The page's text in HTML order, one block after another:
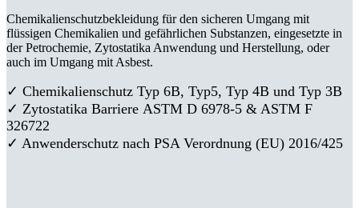
Chemikalienschutzbekleidung für den sicheren Umgang mit
flüssigen Chemikalien und gefährlichen Substanzen, eingesetzte in
der Petrochemie, Zytostatika Anwendung und Herstellung, oder
auch im Umgang mit Asbest.
✓ Chemikalienschutz Typ 6B, Typ5, Typ 4B und Typ 3B
✓ Zytostatika Barriere ASTM D 6978-5 & ASTM F
326722
✓ Anwenderschutz nach PSA Verordnung (EU) 2016/425